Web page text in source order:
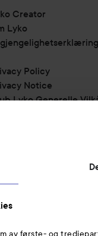
av første- og
Creator
Lyko
Policy
Notice
Lyko Generelle